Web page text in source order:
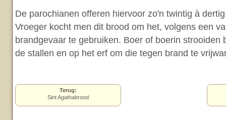
De parochianen offeren hiervoor zo'n twintig à
Vroeger kocht men dit brood om het, volgens een
brandgevaar te gebruiken. Boer of boerin strooiden
de stallen en op het erf om die tegen brand te
Terug:
Sint Agathabrood